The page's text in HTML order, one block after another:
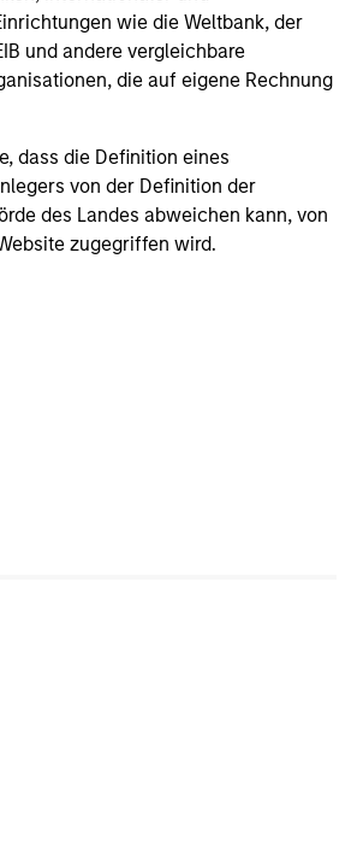
wie die Weltbank, der
und andere vergleichbare
die auf eigene Rechnung
dass die Definition eines
von der Definition der
des Landes abweichen kann, von
zugegriffen wird.
geförderten Institut (GSE;
Enterprise) bzw. einer US-
begeben oder garantiert werden.